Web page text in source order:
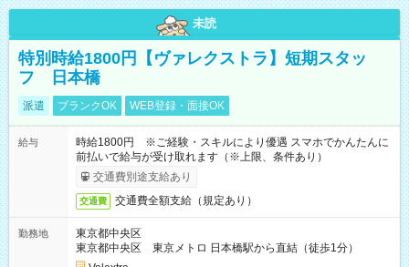
未読
特別時給1800円【ヴァレクストラ】短期スタッ
フ 日本橋
派遣 ブランクOK WEB登録・面接OK
給与
時給1800円 ※ご経験・スキルにより優遇 スマホでかんたんに
前払いで給与が受け取れます（※上限、条件あり）
交通費別途支給あり
交通費 交通費全額支給（規定あり）
勤務地
東京都中央区
東京都中央区 東京メトロ 日本橋駅から直結（徒歩1分）